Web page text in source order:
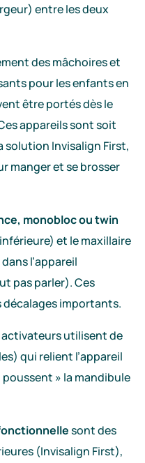
entre les deux
des mâchoires et
pour les enfants en
être portés dès le
appareils sont soit
solution Invisalign First,
manger et se brosser
monobloc ou twin
et le maxillaire
l’appareil
pas parler). Ces
importants.
activateurs utilisent de
qui relient l’appareil
poussent » la mandibule
sont des
(Invisalign First),